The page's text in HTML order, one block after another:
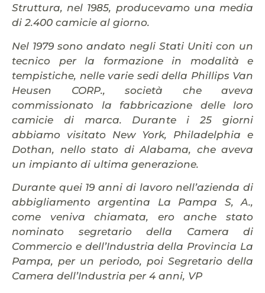
Struttura, nel 1985, producevamo una media
di 2.400 camicie al giorno.
Nel 1979 sono andato negli Stati Uniti con un
tecnico per la formazione in modalità e
tempistiche, nelle varie sedi della Phillips Van
Heusen CORP., società che aveva
commissionato la fabbricazione delle loro
camicie di marca. Durante i 25 giorni
abbiamo visitato New York, Philadelphia e
Dothan, nello stato di Alabama, che aveva
un impianto di ultima generazione.
Durante quei 19 anni di lavoro nell’azienda di
abbigliamento argentina La Pampa S, A.,
come veniva chiamata, ero anche stato
nominato segretario della Camera di
Commercio e dell’Industria della Provincia La
Pampa, per un periodo, poi Segretario della
Camera dell’Industria per 4 anni, VP